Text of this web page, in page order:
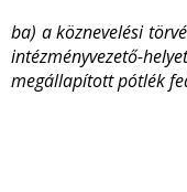
ba) a köznevelési
intézményvezető-
megállapított pótlék